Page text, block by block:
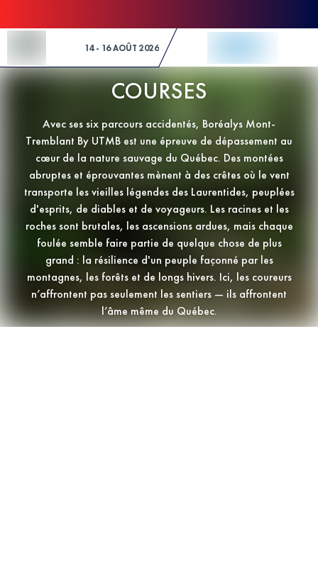
14 - 16 AOÛT 2026
COURSES
Avec ses six parcours accidentés, Boréalys Mont-
Tremblant By UTMB est une épreuve de dépassement au
cœur de la nature sauvage du Québec. Des montées
abruptes et éprouvantes mènent à des crêtes où le vent
transporte les vieilles légendes des Laurentides, peuplées
d'esprits, de diables et de voyageurs. Les racines et les
roches sont brutales, les ascensions ardues, mais chaque
foulée semble faire partie de quelque chose de plus
grand : la résilience d'un peuple façonné par les
montagnes, les forêts et de longs hivers. Ici, les coureurs
n’affrontent pas seulement les sentiers — ils affrontent
l’âme même du Québec.